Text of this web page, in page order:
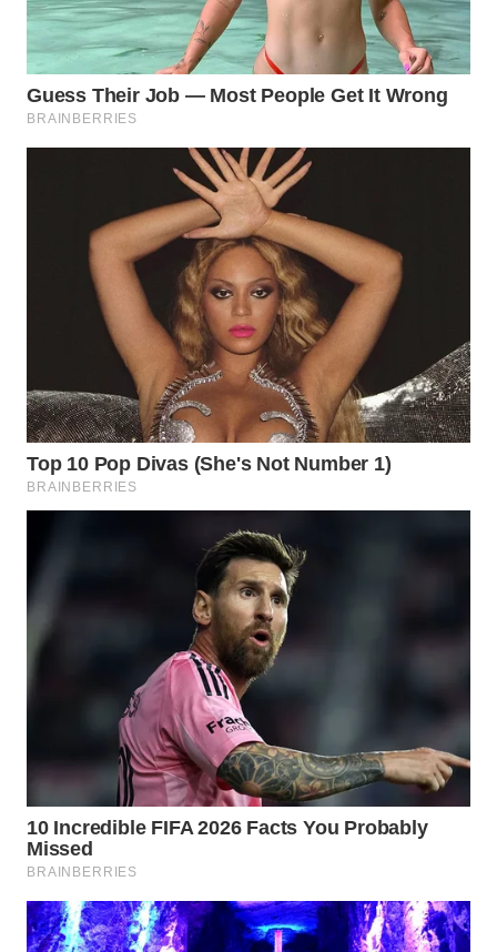
WN
CIREBON
WN
INDRAMAYU
MAJALENGKA
WN
SUKABUMI
WN
WN
BOROBUDUR
WN